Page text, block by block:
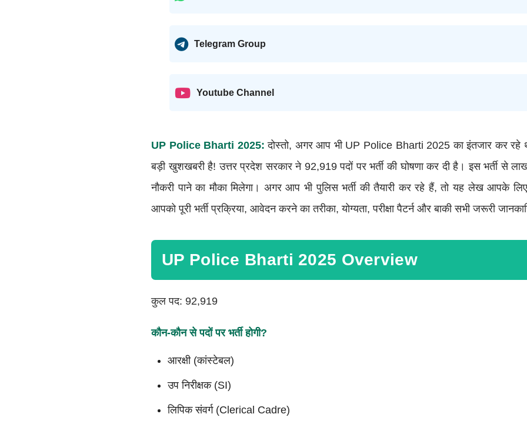
Telegram Group
Youtube Channel
UP Police Bharti 2025: दोस्तो, अगर आप भी UP Police Bharti 2025 का इंतजार कर
बड़ी खुशखबरी है! उत्तर प्रदेश सरकार ने 92,919 पदों पर भर्ती की घोषणा कर दी है। इस भर्ती से
नौकरी पाने का मौका मिलेगा। अगर आप भी पुलिस भर्ती की तैयारी कर रहे हैं, तो यह लेख आपके
आपको पूरी भर्ती प्रक्रिया, आवेदन करने का तरीका, योग्यता, परीक्षा पैटर्न और बाकी सभी जरूरी
UP Police Bharti 2025 Overview
कुल पद: 92,919
कौन-कौन से पदों पर भर्ती होगी?
आरक्षी (कांस्टेबल)
उप निरीक्षक (SI)
लिपिक संवर्ग (Clerical Cadre)